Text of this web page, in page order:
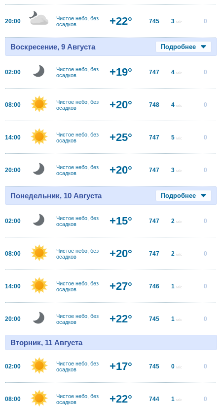
20:00
Чистое небо, без
осадков
+22° 745 3 м/с 0
Воскресение, 9 Августа Подробнее
02:00
Чистое небо, без
осадков
+19° 747 4 м/с 0
08:00
Чистое небо, без
осадков
+20° 748 4 м/с 0
14:00
Чистое небо, без
осадков
+25° 747 5 м/с 0
20:00
Чистое небо, без
осадков
+20° 747 3 м/с 0
Понедельник, 10 Августа Подробнее
02:00
Чистое небо, без
осадков
+15° 747 2 м/с 0
08:00
Чистое небо, без
осадков
+20° 747 2 м/с 0
14:00
Чистое небо, без
осадков
+27° 746 1 м/с 0
20:00
Чистое небо, без
осадков
+22° 745 1 м/с 0
Вторник, 11 Августа
02:00
Чистое небо, без
осадков
+17° 745 0 м/с 0
08:00
Чистое небо, без
осадков
+22° 744 1 м/с 0